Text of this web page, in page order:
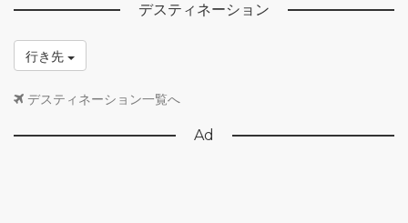
デスティネーション
行き先
デスティネーション一覧へ
Ad